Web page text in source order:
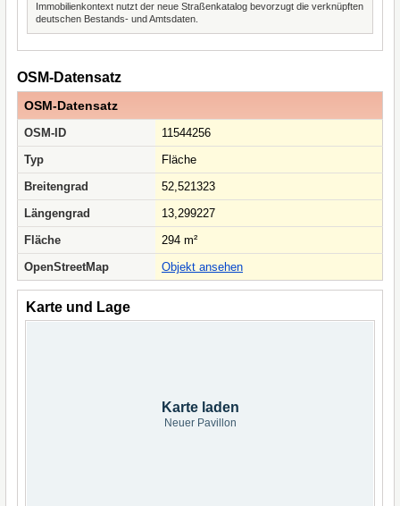
Immobilienkontext nutzt der neue Straßenkatalog bevorzugt die verknüpften
deutschen Bestands- und Amtsdaten.
OSM-Datensatz
OSM-Datensatz
OSM-ID
11544256
Typ
Fläche
Breitengrad
52,521323
Längengrad
13,299227
Fläche
294 m²
OpenStreetMap
Objekt ansehen
Karte und Lage
Karte laden
Neuer Pavillon